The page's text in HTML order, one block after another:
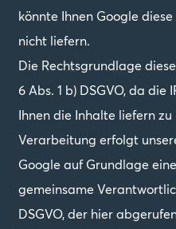
könnte Ihnen Google
nicht liefern.
Die Rechtsgrundlage
6 Abs. 1 b) DSGVO, da
Ihnen die Inhalte liefern zu
Verarbeitung erfolgt
Google auf Grundlage
gemeinsame
DSGVO, der hier